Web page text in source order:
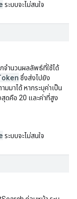
ระบบจะไม่สนใจ
จำนวนผลลัพธ์ที่ใช้ได้
ซึ่งส่งไปยัง
มาได้ หากระบุค่าเป็น
สุดคือ 20 และค่าที่สูง
ระบบจะไม่สนใจ